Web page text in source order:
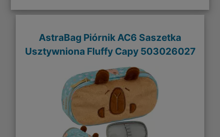
AstraBag Piórnik AC6 Saszetka
Usztywniona Fluffy Capy 503026027